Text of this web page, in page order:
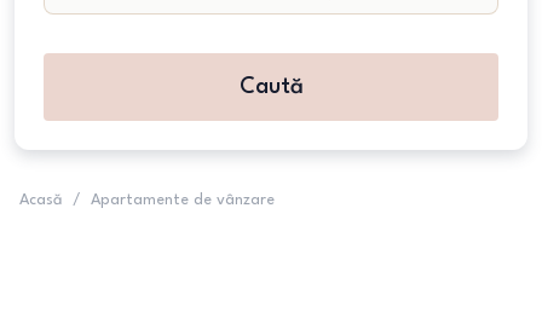
Caută
Acasă / Apartamente de vânzare